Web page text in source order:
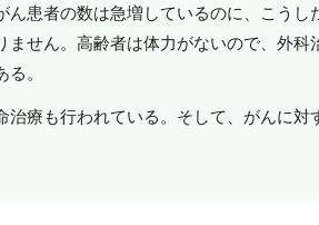
ん患者の数は急増しているのに、こう
ません。高齢者は体力がないので、外科
。
治療も行われている。そして、がんに